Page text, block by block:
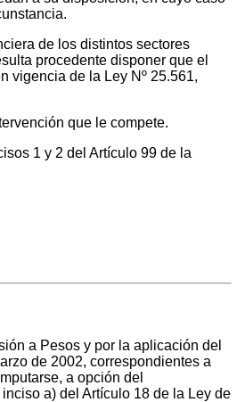
de los distintos sectores
procedente disponer que el
vigencia de la Ley Nº 25.561,
que le compete.
1 y 2 del Artículo 99 de la
a Pesos y por la aplicación del
de 2002, correspondientes a
a opción del
a) del Artículo 18 de la Ley de